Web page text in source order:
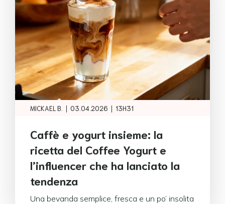
MICKAEL B. | 03.04.2026 | 13H31
Caffè e yogurt insieme: la
ricetta del Coffee Yogurt e
l’influencer che ha lanciato la
tendenza
Una bevanda semplice, fresca e un po’ insolita